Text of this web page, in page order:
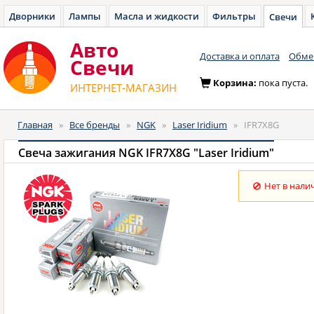
Дворники Лампы Масла и жидкости Фильтры Свечи
Авто
Cвечи
ИНТЕРНЕТ-МАГАЗИН
Доставка и оплата
Корзина: пока пуста.
Главная » Все бренды » NGK » Laser Iridium » IFR7X8G
Свеча зажигания NGK IFR7X8G "Laser Iridium"
Нет в